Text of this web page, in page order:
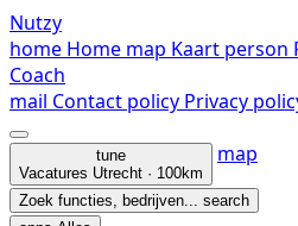
Nutzy
home Home map Kaart person
Coach
mail Contact policy Privacy
tune
Vacatures Utrecht · 100km
map
Zoek functies, bedrijven... search